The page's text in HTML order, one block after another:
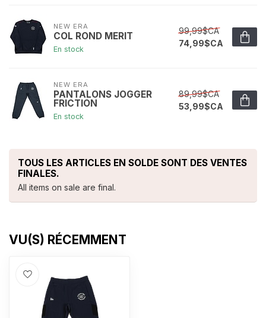
NEW ERA
COL ROND MERIT
En stock
99,99$CA
74,99$CA
NEW ERA
PANTALONS JOGGER
FRICTION
En stock
89,99$CA
53,99$CA
TOUS LES ARTICLES EN SOLDE SONT DES VENTES
FINALES.
All items on sale are final.
VU(S) RÉCEMMENT